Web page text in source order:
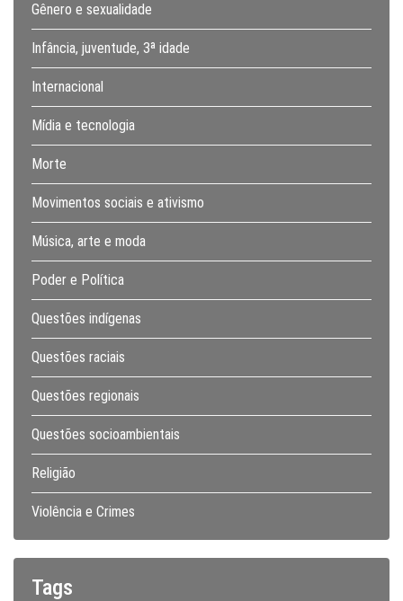
Gênero e sexualidade
Infância, juventude, 3ª idade
Internacional
Mídia e tecnologia
Morte
Movimentos sociais e ativismo
Música, arte e moda
Poder e Política
Questões indígenas
Questões raciais
Questões regionais
Questões socioambientais
Religião
Violência e Crimes
Tags